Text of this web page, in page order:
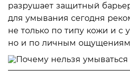
разрушает защитный
для умывания сегодня
не только по типу кожи и с
но и по личным